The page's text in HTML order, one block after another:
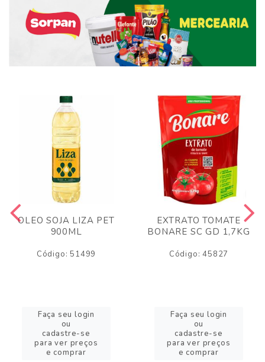
OLEO SOJA LIZA PET
900ML
Código: 51499
Faça seu login
ou
cadastre-se
para ver preços
e comprar
EXTRATO TOMATE
BONARE SC GD 1,7KG
Código: 45827
Faça seu login
ou
cadastre-se
para ver preços
e comprar